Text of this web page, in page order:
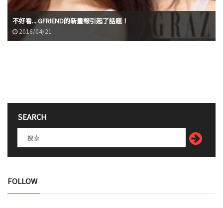
不好看... GFRIEND的新畫報引起了話題！
2016/04/21
SEARCH
FOLLOW